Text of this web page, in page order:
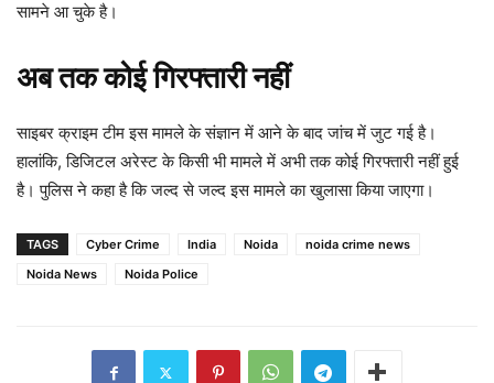
सामने आ चुके है।
अब तक कोई गिरफ्तारी नहीं
साइबर क्राइम टीम इस मामले के संज्ञान में आने के बाद जांच में जुट गई है।
हालांक‍ि, डिजिटल अरेस्ट के किसी भी मामले में अभी तक कोई गिरफ्तारी नहीं हुई
है। पुलिस ने कहा है कि जल्द से जल्द इस मामले का खुलासा किया जाएगा।
TAGS Cyber Crime India Noida
noida crime news
Noida News
Noida Police